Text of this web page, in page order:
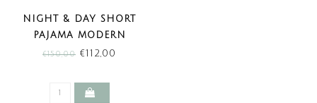
NIGHT & DAY SHORT
PAJAMA MODERN
ORNAMENT REVERSE
€150,00 €112,00